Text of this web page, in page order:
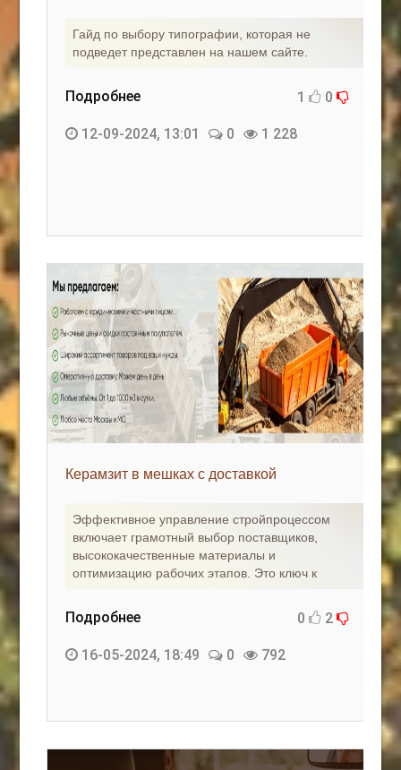
Гайд по выбору типографии, которая не
подведет представлен на нашем сайте.
Подробнее 1 0
12-09-2024, 13:01 0 1 228
Керамзит в мешках с доставкой
Эффективное управление стройпроцессом
включает грамотный выбор поставщиков,
высококачественные материалы и
оптимизацию рабочих этапов. Это ключ к
Подробнее 0 2
16-05-2024, 18:49 0 792